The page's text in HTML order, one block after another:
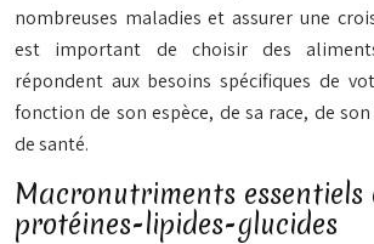
nombreuses maladies et assurer une
est important de choisir des
répondent aux besoins spécifiques de
fonction de son espèce, de sa race, de
de santé.
Macronutriments
protéines-lipides-glucides